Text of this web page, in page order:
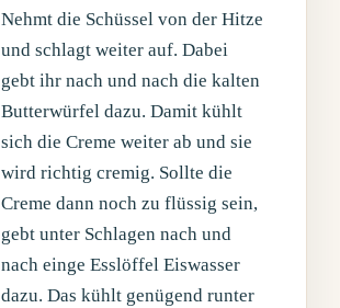
Nehmt die Schüssel von der Hitze
und schlagt weiter auf. Dabei
gebt ihr nach und nach die kalten
Butterwürfel dazu. Damit kühlt
sich die Creme weiter ab und sie
wird richtig cremig. Sollte die
Creme dann noch zu flüssig sein,
gebt unter Schlagen nach und
nach einge Esslöffel Eiswasser
dazu. Das kühlt genügend runter